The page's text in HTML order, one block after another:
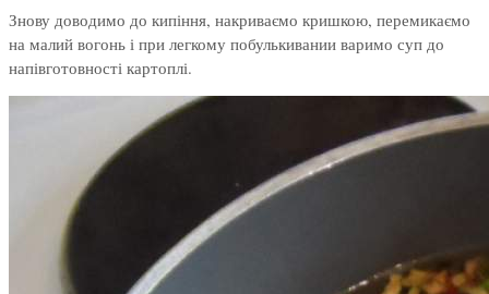
Знову доводимо до кипіння, накриваємо кришкою, перемикаємо
на малий вогонь і при легкому побулькивании варимо суп до
напівготовності картоплі.